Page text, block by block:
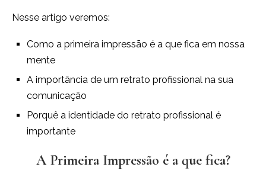
Nesse artigo veremos:
Como a primeira impressão é a que fica em nossa
mente
A importância de um retrato profissional na sua
comunicação
Porquê a identidade do retrato profissional é
importante
A Primeira Impressão é a que fica?